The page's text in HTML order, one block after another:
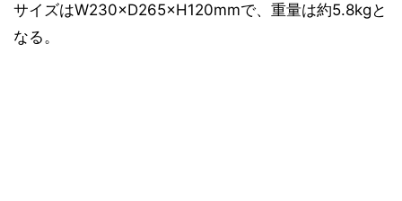
サイズはW230×D265×H120mmで、重量は約5.8kgと
なる。